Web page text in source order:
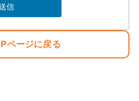
税込み ￥4400
込み ￥1430
込み ￥770
税込み ￥825
ページに戻る